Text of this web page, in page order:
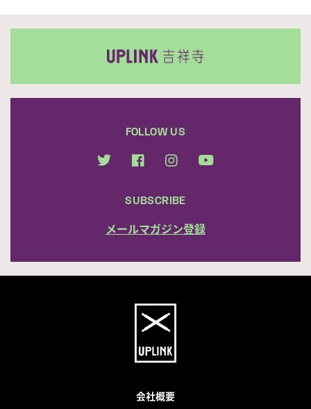
FOLLOW US
SUBSCRIBE
メールマガジン登録
会社概要